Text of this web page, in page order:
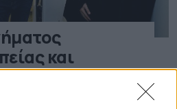
και
από την
στο